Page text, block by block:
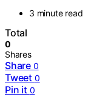
3 minute read
Total
0
Shares
Share 0
Tweet 0
Pin it 0